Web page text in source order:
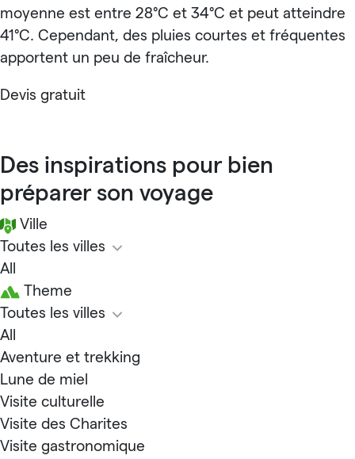
moyenne est entre 28°C et 34°C et peut atteindre
41°C. Cependant, des pluies courtes et fréquentes
apportent un peu de fraîcheur.
Devis gratuit
Des inspirations pour bien
préparer son voyage
Ville
Toutes les villes
All
Theme
Toutes les villes
All
Aventure et trekking
Lune de miel
Visite culturelle
Visite des Charites
Visite gastronomique